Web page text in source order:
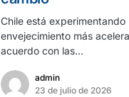
Chile está
envejecimiento más
acuerdo con las…
admin
23 de julio de 2026